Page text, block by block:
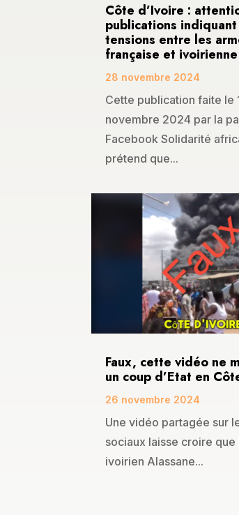
Côte d’Ivoire :
publications
tensions entre les
française et ivoirienne
28 novembre 2024
Cette publication faite le
novembre 2024 par la
Facebook Solidarité
prétend que...
Faux, cette vidéo ne
un coup d’Etat en
26 novembre 2024
Une vidéo partagée sur
sociaux laisse croire
ivoirien Alassane...